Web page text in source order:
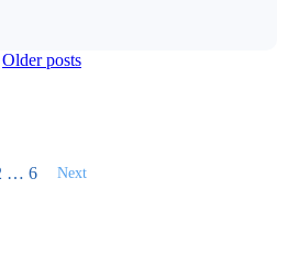
Posts
Older posts
… 6 Next